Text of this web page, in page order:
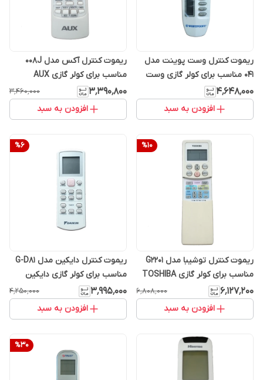
ریموت کنترل وست پوینت مدل
041 مناسب برای کولر گازی وست
پوینت
۴٬۶۴۸٬۰۰۰
افزودن به سبد
ریموت کنترل آکس مدل 008J
مناسب برای کولر گازی AUX
۳٬۳۹۰٬۸۰۰ ۳٬۴۶۰٬۰۰۰
افزودن به سبد
%10
ریموت کنترل توشیبا مدل G2201
مناسب برای کولر گازی TOSHIBA
۶٬۱۲۷٬۲۰۰ ۶٬۸۰۸٬۰۰۰
افزودن به سبد
%6
ریموت کنترل دایکین مدل G-D81
مناسب برای کولر گازی دایکین
۳٬۹۹۵٬۰۰۰ ۴٬۲۵۰٬۰۰۰
افزودن به سبد
%30